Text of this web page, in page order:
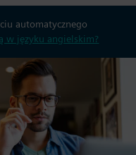
automatycznego
w języku angielskim?